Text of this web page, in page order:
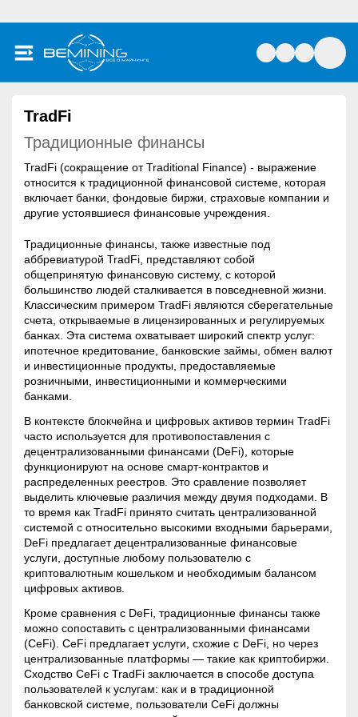
TradFi
Традиционные финансы
TradFi (сокращение от Traditional Finance) - выражение
относится к традиционной финансовой системе, которая
включает банки, фондовые биржи, страховые компании и
другие устоявшиеся финансовые учреждения.
Традиционные финансы, также известные под
аббревиатурой TradFi, представляют собой
общепринятую финансовую систему, с которой
большинство людей сталкивается в повседневной жизни.
Классическим примером TradFi являются сберегательные
счета, открываемые в лицензированных и регулируемых
банках. Эта система охватывает широкий спектр услуг:
ипотечное кредитование, банковские займы, обмен валют
и инвестиционные продукты, предоставляемые
розничными, инвестиционными и коммерческими
банками.
В контексте блокчейна и цифровых активов термин TradFi
часто используется для противопоставления с
децентрализованными финансами (DeFi), которые
функционируют на основе смарт-контрактов и
распределенных реестров. Это сравление позволяет
выделить ключевые различия между двумя подходами. В
то время как TradFi принято считать централизованной
системой с относительно высокими входными барьерами,
DeFi предлагает децентрализованные финансовые
услуги, доступные любому пользователю с
криптовалютным кошельком и необходимым балансом
цифровых активов.
Кроме сравнения с DeFi, традиционные финансы также
можно сопоставить с централизованными финансами
(CeFi). CeFi предлагает услуги, схожие с DeFi, но через
централизованные платформы — такие как криптобиржи.
Сходство CeFi с TradFi заключается в способе доступа
пользователей к услугам: как и в традиционной
банковской системе, пользователи CeFi должны